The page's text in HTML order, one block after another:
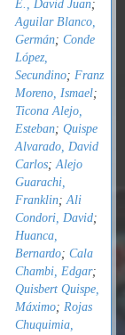
E., David Juan;
Aguilar Blanco,
Germán; Conde
López,
Secundino; Franz
Moreno, Ismael;
Ticona Alejo,
Esteban; Quispe
Alvarado, David
Carlos;Alejo
Guarachi,
Franklin;Ali
Condori, David;
Huanca,
Bernardo; Cala
Chambi, Edgar;
Quisbert Quispe,
Máximo; Rojas
Chuquimia,